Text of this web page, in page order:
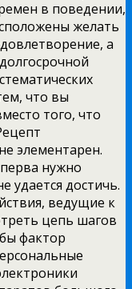
в поведении,
желать
а
что вы
того, что
элементарен.
нужно
удается достичь.
ведущие к
цепь шагов
фактор